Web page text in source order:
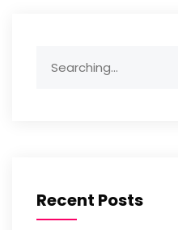
for:
Recent Posts